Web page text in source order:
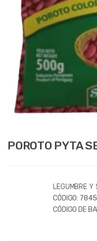
POROTO PYTA
LEGUMBRE Y
CÓDIGO:
CÓDIGO DE